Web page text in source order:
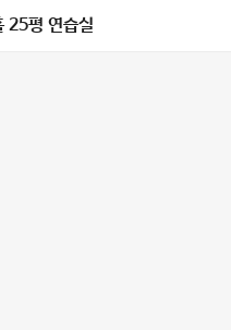
25평 연습실